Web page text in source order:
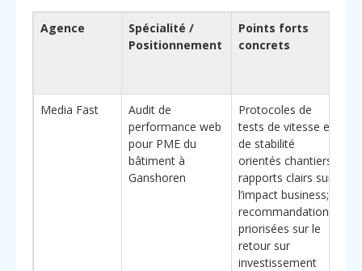
Agence
Spécialité /
Positionnement
Points forts
concrets
Media Fast
Audit de
performance web
pour PME du
bâtiment à
Ganshoren
Protocoles de
tests de vitesse et
de stabilité
orientés chantiers;
rapports clairs sur
l’impact business;
recommandations
priorisées sur le
retour sur
investissement